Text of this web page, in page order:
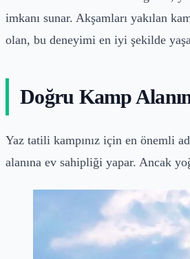
imkanı sunar. Akşamları yakılan
olan, bu deneyimi en iyi şekilde
Doğru Kamp
Yaz tatili kampınız için en önemli
alanına ev sahipliği yapar. Ancak